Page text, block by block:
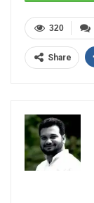
320
Share